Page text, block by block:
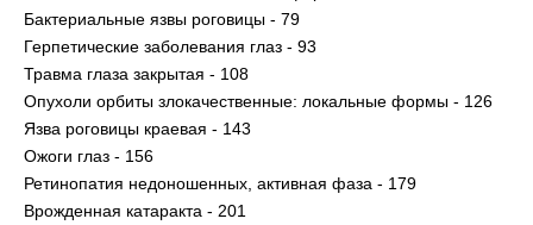
Бактериальные язвы роговицы - 79
Герпетические заболевания глаз - 93
Травма глаза закрытая - 108
Опухоли орбиты злокачественные: локальные формы - 126
Язва роговицы краевая - 143
Ожоги глаз - 156
Ретинопатия недоношенных, активная фаза - 179
Врожденная катаракта - 201